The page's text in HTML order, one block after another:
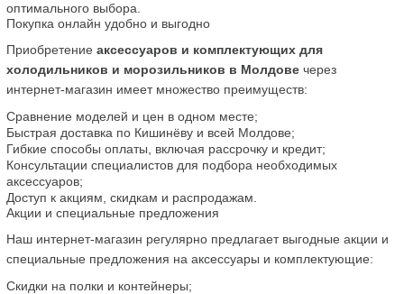
оптимального выбора.
Покупка онлайн удобно и выгодно
Приобретение аксессуаров и комплектующих для
холодильников и морозильников в Молдове через
интернет-магазин имеет множество преимуществ:
Сравнение моделей и цен в одном месте;
Быстрая доставка по Кишинёву и всей Молдове;
Гибкие способы оплаты, включая рассрочку и кредит;
Консультации специалистов для подбора необходимых
аксессуаров;
Доступ к акциям, скидкам и распродажам.
Акции и специальные предложения
Наш интернет-магазин регулярно предлагает выгодные акции и
специальные предложения на аксессуары и комплектующие:
Скидки на полки и контейнеры;